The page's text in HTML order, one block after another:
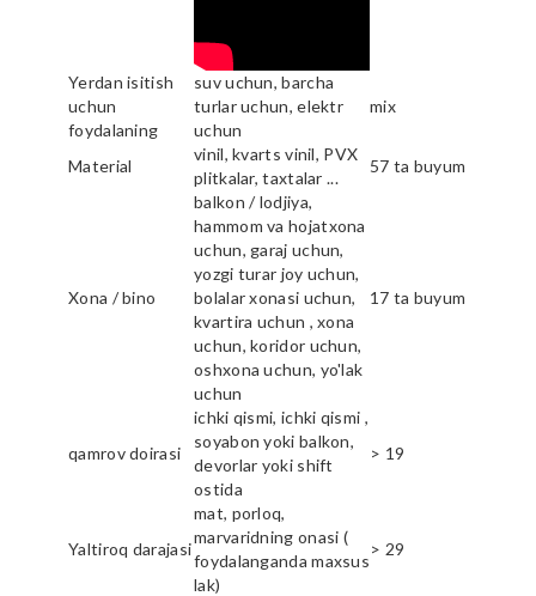
Yerdan isitish
uchun
foydalaning
suv uchun, barcha
turlar uchun, elektr
uchun
mix
Material
vinil, kvarts vinil, PVX
plitkalar, taxtalar ...
57 ta buyum
Xona / bino
balkon / lodjiya,
hammom va hojatxona
uchun, garaj uchun,
yozgi turar joy uchun,
bolalar xonasi uchun,
kvartira uchun , xona
uchun, koridor uchun,
oshxona uchun, yo'lak
uchun
17 ta buyum
qamrov doirasi
ichki qismi, ichki qismi ,
soyabon yoki balkon,
devorlar yoki shift
ostida
> 19
Yaltiroq darajasi
mat, porloq,
marvaridning onasi (
foydalanganda maxsus
lak)
> 29